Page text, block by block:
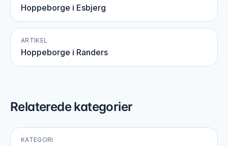
Hoppeborge i Esbjerg
ARTIKEL
Hoppeborge i Randers
Relaterede kategorier
KATEGORI